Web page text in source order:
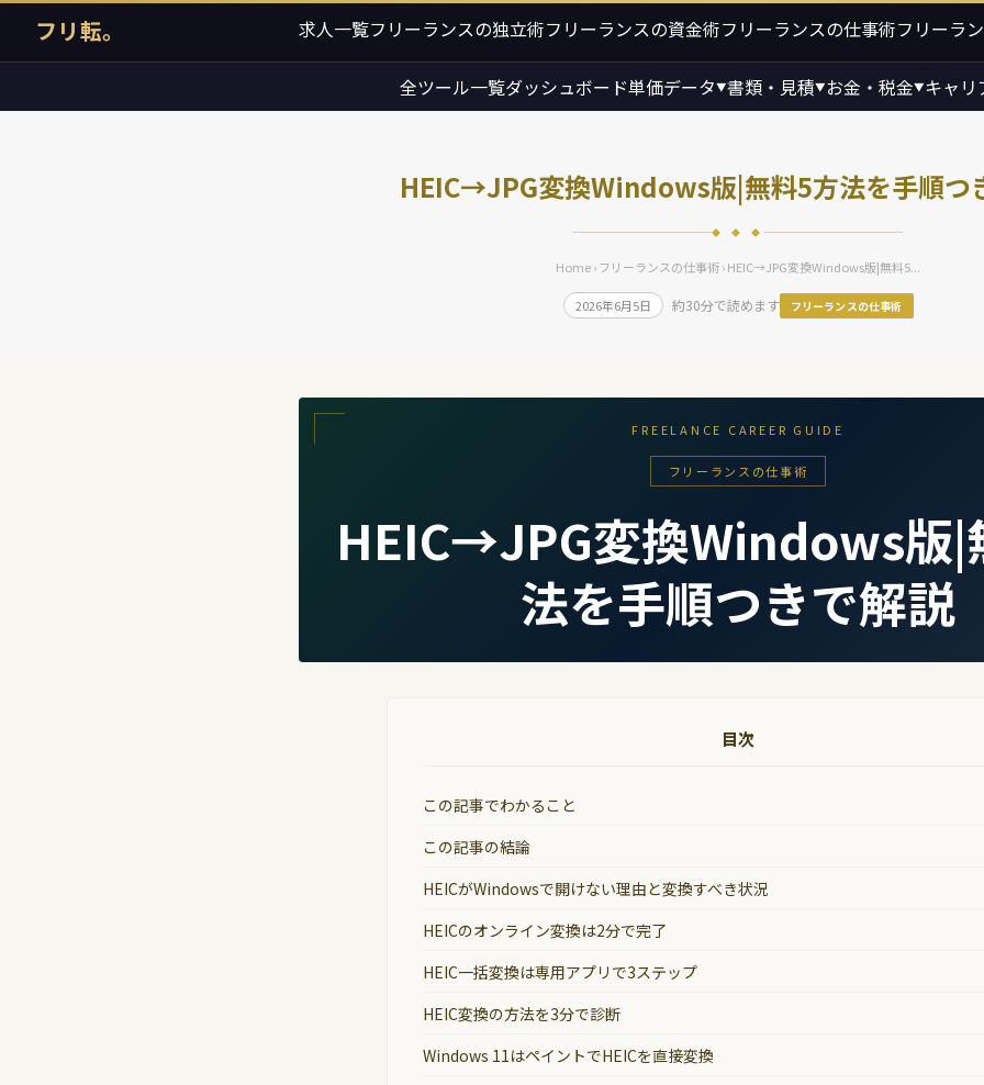
フリ転。 求人一覧フリーランスの独立術フリーランスの資金術フリーランスの仕事術フリーラ
全ツール一覧ダッシュボード単価データ▼書類・見積▼お金・税金▼キャリ
HEIC→JPG変換Windows版|無料5方法を手順つ
◆ ◆ ◆
Home›フリーランスの仕事術› HEIC→JPG変換Windows版|無料5...
2026年6月5日 約30分で読めます フリーランスの仕事術
FREELANCE CAREER GUIDE
フリーランスの仕事術
HEIC→JPG変換Windows版|
法を手順つきで解説
目次
この記事でわかること
この記事の結論
HEICがWindowsで開けない理由と変換すべき状況
HEICのオンライン変換は2分で完了
HEIC一括変換は専用アプリで3ステップ
HEIC変換の方法を3分で診断
Windows 11はペイントでHEICを直接変換